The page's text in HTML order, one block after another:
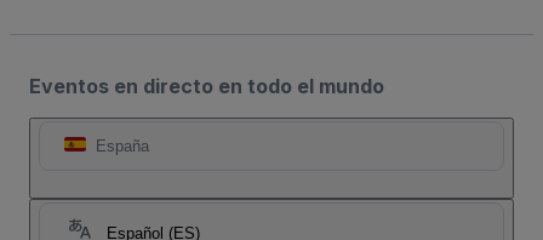
Eventos en directo en todo el mundo
España
Español (ES)